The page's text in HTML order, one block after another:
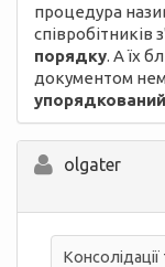
процедура
співробітників
порядку. А їх
документом
olgater